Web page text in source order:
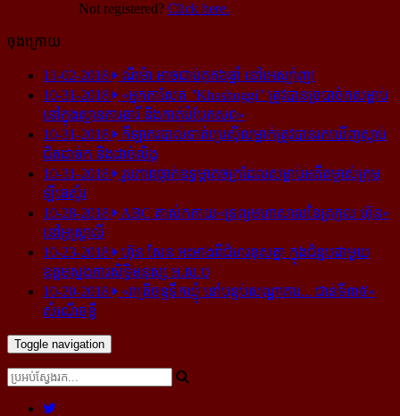
Not registered? Click here.
ចុងក្រោយ
11-02-2018
ណីម៉ា អាច​ជាប់​គុក​៦ឆ្នាំ នៅ​អេស្ប៉ាញ!
10-31-2018
«អ្នក​កាសែត "Khashoggi" ត្រូវ​បាន​ច្របាច់ក​សម្លាប់​
នៅ​ក្នុង​ស្ថាន​ភារធារី និង​កាត់​បំបែក​សព»
10-31-2018
កីឡាករ​បាល់ទាត់​ប្រេស៊ីល​ម្នាក់​ត្រូវ​បាន​រក​ឃើញ​ស្លាប់​
ជិត​ដាច់ក និង​ដាច់​លិង្គ
10-31-2018
រូបភាព​ធ្លាក់​ឧទ្ធម្ភាគចក្រ​ដែល​សម្លាប់​អតីត​ម្ចាស់​ក្រុម​
ឡីឆេស្ទ័រ
10-28-2018
ABC គាស់​កកាយ​«ទ្រព្យមហាសាល​នៃ​ត្រកូល ហ៊ុន»​
នៅ​អូស្ត្រាលី
10-23-2018
ហ៊ុន សែន អះអាង​ពី​ជំហរ​ខុស​គ្នា ក្នុង​ជំនួប​ជាមួយ​
ឧត្តម​ស្នងការ​សិទ្ធិ​មនុស្ស អ.ស.ប
10-20-2018
«រាត្រីចន្ទទឹកឃ្មុំ នៅបន្ទប់សណ្ឋាគារ... ជាន់ទី៣៥»
សំណើចខ្លី
Toggle navigation